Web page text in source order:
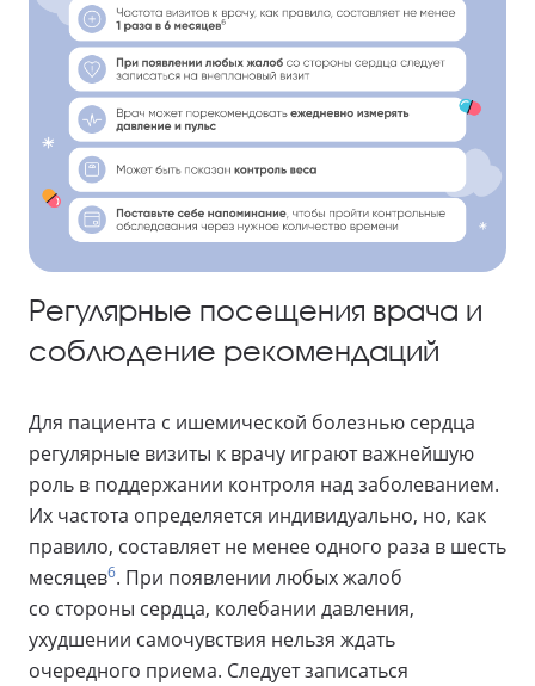
Регулярные посещения врача и
соблюдение рекомендаций
Для пациента с ишемической болезнью сердца
регулярные визиты к врачу играют важнейшую
роль в поддержании контроля над заболеванием.
Их частота определяется индивидуально, но, как
правило, составляет не менее одного раза в шесть
месяцев6. При появлении любых жалоб
со стороны сердца, колебании давления,
ухудшении самочувствия нельзя ждать
очередного приема. Следует записаться